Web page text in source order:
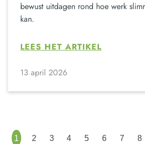
bewust uitdagen rond hoe werk
kan.
LEES HET ARTIKEL
13 april 2026
1 2 3 4 5 6 7 8